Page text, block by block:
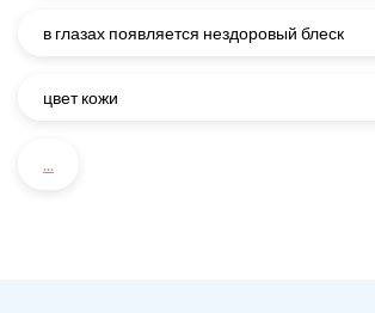
в глазах появляется нездоровый блеск
цвет кожи
...